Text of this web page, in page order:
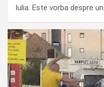
Iulia. Este vorba despre